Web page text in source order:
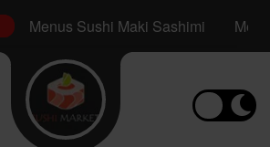
Menus Sushi Maki Sashimi